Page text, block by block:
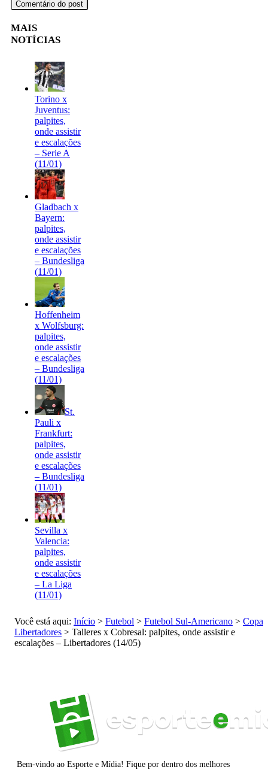
MAIS
NOTÍCIAS
Torino x
Juventus:
palpites,
onde assistir
e escalações
– Serie A
(11/01)
Gladbach x
Bayern:
palpites,
onde assistir
e escalações
– Bundesliga
(11/01)
Hoffenheim
x Wolfsburg:
palpites,
onde assistir
e escalações
– Bundesliga
(11/01)
St.
Pauli x
Frankfurt:
palpites,
onde assistir
e escalações
– Bundesliga
(11/01)
Sevilla x
Valencia:
palpites,
onde assistir
e escalações
– La Liga
(11/01)
Você está aqui: Início > Futebol > Futebol Sul-Americano > Copa
Libertadores > Talleres x Cobresal: palpites, onde assistir e
escalações – Libertadores (14/05)
Bem-vindo ao Esporte e Mídia! Fique por dentro dos melhores